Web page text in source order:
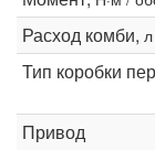
Расход комби,
Тип коробки
Привод